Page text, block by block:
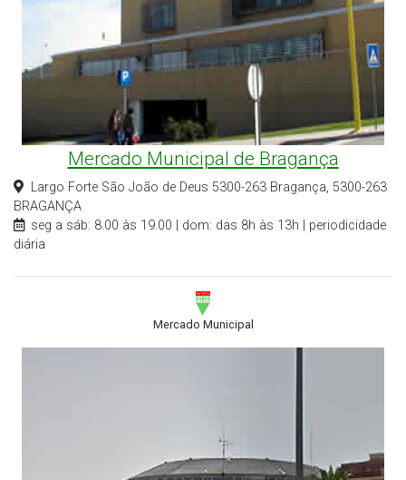
Mercado Municipal de Bragança
Largo Forte São João de Deus 5300-263 Bragança, 5300-263
BRAGANÇA
seg a sáb: 8.00 às 19.00 | dom: das 8h às 13h | periodicidade
diária
Mercado Municipal